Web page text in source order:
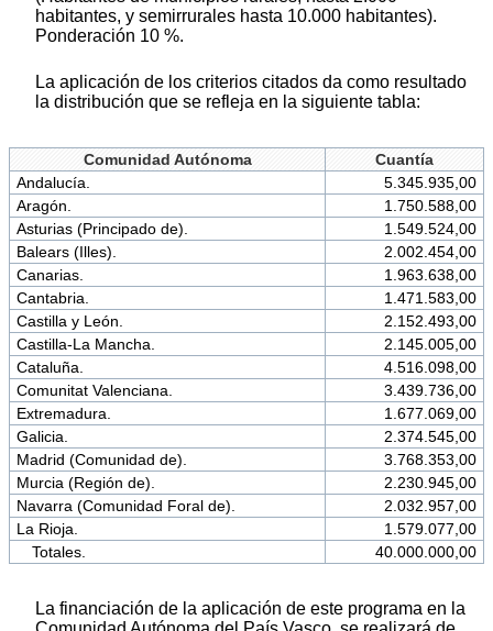
habitantes, y semirrurales hasta 10.000 habitantes).
Ponderación 10 %.
La aplicación de los criterios citados da como resultado
la distribución que se refleja en la siguiente tabla:
Comunidad Autónoma
Cuantía
Andalucía.
5.345.935,00
Aragón.
1.750.588,00
Asturias (Principado de).
1.549.524,00
Balears (Illes).
2.002.454,00
Canarias.
1.963.638,00
Cantabria.
1.471.583,00
Castilla y León.
2.152.493,00
Castilla-La Mancha.
2.145.005,00
Cataluña.
4.516.098,00
Comunitat Valenciana.
3.439.736,00
Extremadura.
1.677.069,00
Galicia.
2.374.545,00
Madrid (Comunidad de).
3.768.353,00
Murcia (Región de).
2.230.945,00
Navarra (Comunidad Foral de).
2.032.957,00
La Rioja.
1.579.077,00
Totales.
40.000.000,00
La financiación de la aplicación de este programa en la